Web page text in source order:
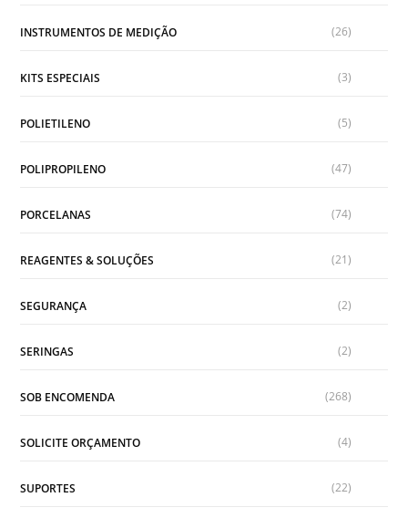
INSTRUMENTOS DE MEDIÇÃO (26)
KITS ESPECIAIS (3)
POLIETILENO (5)
POLIPROPILENO (47)
PORCELANAS (74)
REAGENTES & SOLUÇÕES (21)
SEGURANÇA (2)
SERINGAS (2)
SOB ENCOMENDA (268)
SOLICITE ORÇAMENTO (4)
SUPORTES (22)